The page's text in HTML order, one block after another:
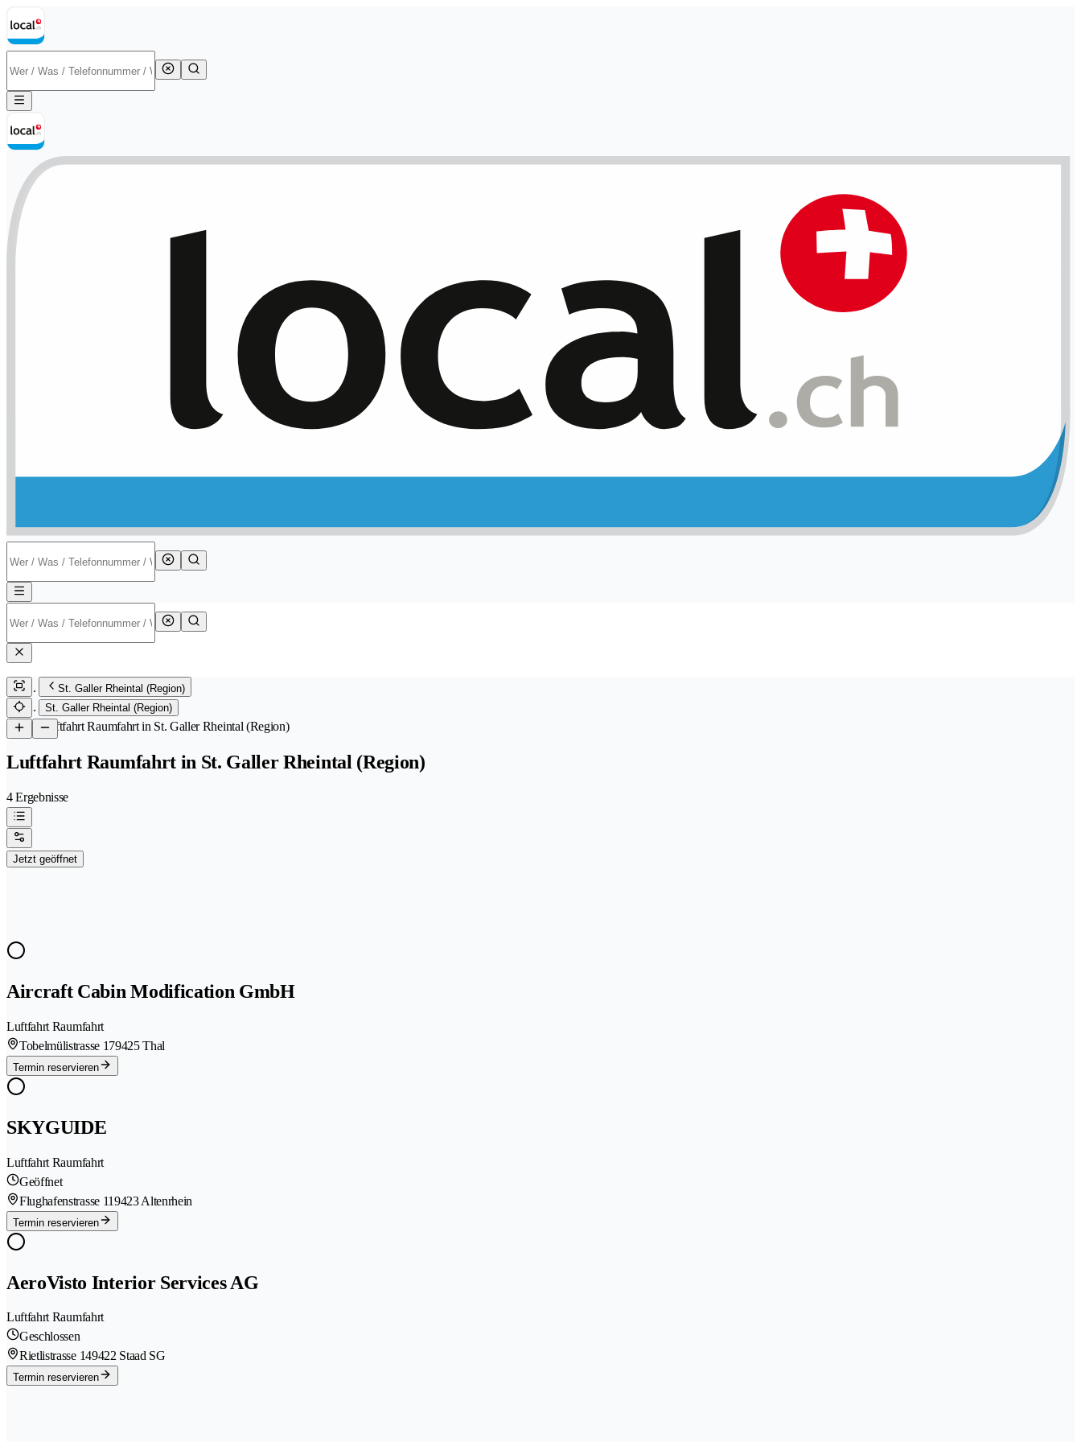
St. Galler Rheintal (Region)
St. Galler Rheintal (Region)
/Luftfahrt Raumfahrt in St. Galler Rheintal (Region)
Luftfahrt Raumfahrt in St. Galler Rheintal (Region)
4 Ergebnisse
Jetzt geöffnet
Aircraft Cabin Modification GmbH
Luftfahrt Raumfahrt
Tobelmülistrasse 179425 Thal
Termin reservieren
SKYGUIDE
Luftfahrt Raumfahrt
Geöffnet
Flughafenstrasse 119423 Altenrhein
Termin reservieren
AeroVisto Interior Services AG
Luftfahrt Raumfahrt
Geschlossen
Rietlistrasse 149422 Staad SG
Termin reservieren